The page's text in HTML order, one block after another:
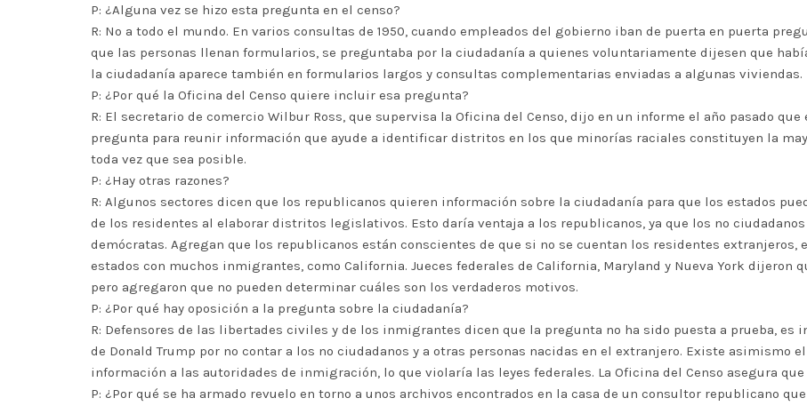
P: ¿Alguna vez se hizo esta pregunta en el censo?
R: No a todo el mundo. En varios consultas de 1950, cuando empleados del gobierno iban de puerta en puerta
que las personas llenan formularios, se preguntaba por la ciudadanía a quienes voluntariamente dijesen que
la ciudadanía aparece también en formularios largos y consultas complementarias enviadas a algunas viviendas.
P: ¿Por qué la Oficina del Censo quiere incluir esa pregunta?
R: El secretario de comercio Wilbur Ross, que supervisa la Oficina del Censo, dijo en un informe el año pasado
pregunta para reunir información que ayude a identificar distritos en los que minorías raciales constituyen la
toda vez que sea posible.
P: ¿Hay otras razones?
R: Algunos sectores dicen que los republicanos quieren información sobre la ciudadanía para que los estados
de los residentes al elaborar distritos legislativos. Esto daría ventaja a los republicanos, ya que los no
demócratas. Agregan que los republicanos están conscientes de que si no se cuentan los residentes extranjeros,
estados con muchos inmigrantes, como California. Jueces federales de California, Maryland y Nueva York dijeron
pero agregaron que no pueden determinar cuáles son los verdaderos motivos.
P: ¿Por qué hay oposición a la pregunta sobre la ciudadanía?
R: Defensores de las libertades civiles y de los inmigrantes dicen que la pregunta no ha sido puesta a prueba, es
de Donald Trump por no contar a los no ciudadanos y a otras personas nacidas en el extranjero. Existe asimismo
información a las autoridades de inmigración, lo que violaría las leyes federales. La Oficina del Censo asegura que
P: ¿Por qué se ha armado revuelo en torno a unos archivos encontrados en la casa de un consultor republicano